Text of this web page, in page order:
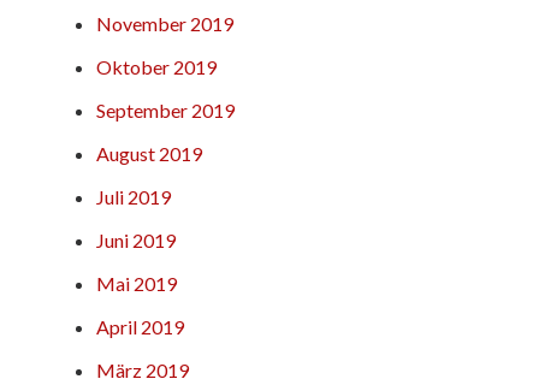
November 2019
Oktober 2019
September 2019
August 2019
Juli 2019
Juni 2019
Mai 2019
April 2019
März 2019